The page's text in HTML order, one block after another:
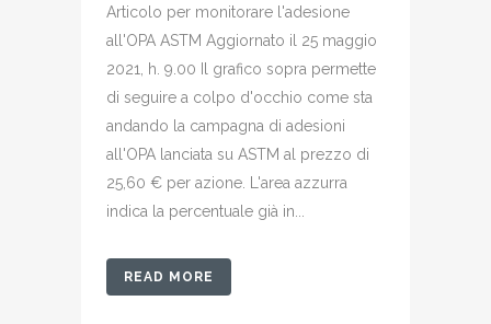
Articolo per monitorare l'adesione
all'OPA ASTM Aggiornato il 25 maggio
2021, h. 9.00 Il grafico sopra permette
di seguire a colpo d'occhio come sta
andando la campagna di adesioni
all'OPA lanciata su ASTM al prezzo di
25,60 € per azione. L'area azzurra
indica la percentuale già in...
READ MORE